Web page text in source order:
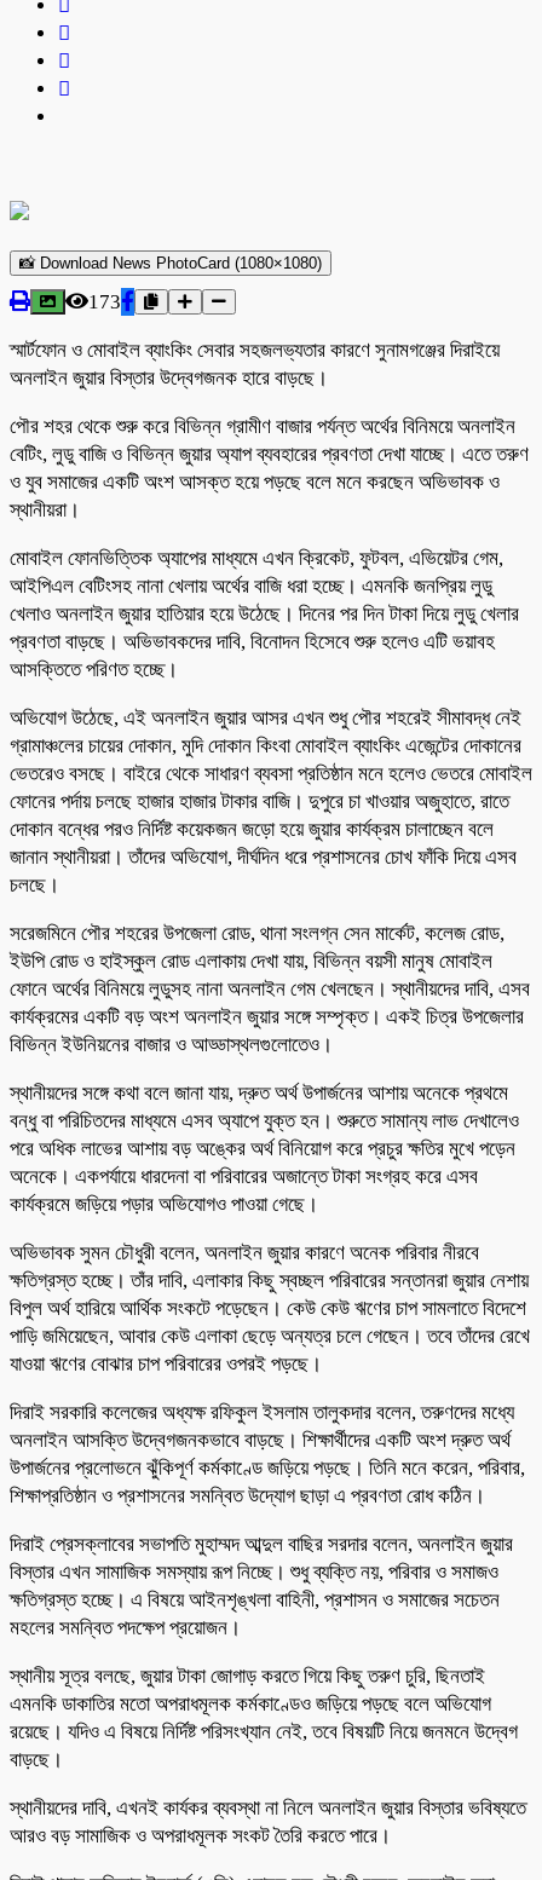
📸 Download News PhotoCard (1080×1080)
173
স্মার্টফোন ও মোবাইল ব্যাংকিং সেবার সহজলভ্যতার কারণে সুনামগঞ্জের দিরাইয়ে
অনলাইন জুয়ার বিস্তার উদ্বেগজনক হারে বাড়ছে।
পৌর শহর থেকে শুরু করে বিভিন্ন গ্রামীণ বাজার পর্যন্ত অর্থের বিনিময়ে অনলাইন
বেটিং, লুডু বাজি ও বিভিন্ন জুয়ার অ্যাপ ব্যবহারের প্রবণতা দেখা যাচ্ছে। এতে তরুণ
ও যুব সমাজের একটি অংশ আসক্ত হয়ে পড়ছে বলে মনে করছেন অভিভাবক ও
স্থানীয়রা।
মোবাইল ফোনভিত্তিক অ্যাপের মাধ্যমে এখন ক্রিকেট, ফুটবল, এভিয়েটর গেম,
আইপিএল বেটিংসহ নানা খেলায় অর্থের বাজি ধরা হচ্ছে। এমনকি জনপ্রিয় লুডু
খেলাও অনলাইন জুয়ার হাতিয়ার হয়ে উঠেছে। দিনের পর দিন টাকা দিয়ে লুডু খেলার
প্রবণতা বাড়ছে। অভিভাবকদের দাবি, বিনোদন হিসেবে শুরু হলেও এটি ভয়াবহ
আসক্তিতে পরিণত হচ্ছে।
অভিযোগ উঠেছে, এই অনলাইন জুয়ার আসর এখন শুধু পৌর শহরেই সীমাবদ্ধ নেই
গ্রামাঞ্চলের চায়ের দোকান, মুদি দোকান কিংবা মোবাইল ব্যাংকিং এজেন্টের দোকানের
ভেতরেও বসছে। বাইরে থেকে সাধারণ ব্যবসা প্রতিষ্ঠান মনে হলেও ভেতরে মোবাইল
ফোনের পর্দায় চলছে হাজার হাজার টাকার বাজি। দুপুরে চা খাওয়ার অজুহাতে, রাতে
দোকান বন্ধের পরও নির্দিষ্ট কয়েকজন জড়ো হয়ে জুয়ার কার্যক্রম চালাচ্ছেন বলে
জানান স্থানীয়রা। তাঁদের অভিযোগ, দীর্ঘদিন ধরে প্রশাসনের চোখ ফাঁকি দিয়ে এসব
চলছে।
সরেজমিনে পৌর শহরের উপজেলা রোড, থানা সংলগ্ন সেন মার্কেট, কলেজ রোড,
ইউপি রোড ও হাইস্কুল রোড এলাকায় দেখা যায়, বিভিন্ন বয়সী মানুষ মোবাইল
ফোনে অর্থের বিনিময়ে লুডুসহ নানা অনলাইন গেম খেলছেন। স্থানীয়দের দাবি, এসব
কার্যক্রমের একটি বড় অংশ অনলাইন জুয়ার সঙ্গে সম্পৃক্ত। একই চিত্র উপজেলার
বিভিন্ন ইউনিয়নের বাজার ও আড্ডাস্থলগুলোতেও।
স্থানীয়দের সঙ্গে কথা বলে জানা যায়, দ্রুত অর্থ উপার্জনের আশায় অনেকে প্রথমে
বন্ধু বা পরিচিতদের মাধ্যমে এসব অ্যাপে যুক্ত হন। শুরুতে সামান্য লাভ দেখালেও
পরে অধিক লাভের আশায় বড় অঙ্কের অর্থ বিনিয়োগ করে প্রচুর ক্ষতির মুখে পড়েন
অনেকে। একপর্যায়ে ধারদেনা বা পরিবারের অজান্তে টাকা সংগ্রহ করে এসব
কার্যক্রমে জড়িয়ে পড়ার অভিযোগও পাওয়া গেছে।
অভিভাবক সুমন চৌধুরী বলেন, অনলাইন জুয়ার কারণে অনেক পরিবার নীরবে
ক্ষতিগ্রস্ত হচ্ছে। তাঁর দাবি, এলাকার কিছু স্বচ্ছল পরিবারের সন্তানরা জুয়ার নেশায়
বিপুল অর্থ হারিয়ে আর্থিক সংকটে পড়েছেন। কেউ কেউ ঋণের চাপ সামলাতে বিদেশে
পাড়ি জমিয়েছেন, আবার কেউ এলাকা ছেড়ে অন্যত্র চলে গেছেন। তবে তাঁদের রেখে
যাওয়া ঋণের বোঝার চাপ পরিবারের ওপরই পড়ছে।
দিরাই সরকারি কলেজের অধ্যক্ষ রফিকুল ইসলাম তালুকদার বলেন, তরুণদের মধ্যে
অনলাইন আসক্তি উদ্বেগজনকভাবে বাড়ছে। শিক্ষার্থীদের একটি অংশ দ্রুত অর্থ
উপার্জনের প্রলোভনে ঝুঁকিপূর্ণ কর্মকাণ্ডে জড়িয়ে পড়ছে। তিনি মনে করেন, পরিবার,
শিক্ষাপ্রতিষ্ঠান ও প্রশাসনের সমন্বিত উদ্যোগ ছাড়া এ প্রবণতা রোধ কঠিন।
দিরাই প্রেসক্লাবের সভাপতি মুহাম্মদ আব্দুল বাছির সরদার বলেন, অনলাইন জুয়ার
বিস্তার এখন সামাজিক সমস্যায় রূপ নিচ্ছে। শুধু ব্যক্তি নয়, পরিবার ও সমাজও
ক্ষতিগ্রস্ত হচ্ছে। এ বিষয়ে আইনশৃঙ্খলা বাহিনী, প্রশাসন ও সমাজের সচেতন
মহলের সমন্বিত পদক্ষেপ প্রয়োজন।
স্থানীয় সূত্র বলছে, জুয়ার টাকা জোগাড় করতে গিয়ে কিছু তরুণ চুরি, ছিনতাই
এমনকি ডাকাতির মতো অপরাধমূলক কর্মকাণ্ডেও জড়িয়ে পড়ছে বলে অভিযোগ
রয়েছে। যদিও এ বিষয়ে নির্দিষ্ট পরিসংখ্যান নেই, তবে বিষয়টি নিয়ে জনমনে উদ্বেগ
বাড়ছে।
স্থানীয়দের দাবি, এখনই কার্যকর ব্যবস্থা না নিলে অনলাইন জুয়ার বিস্তার ভবিষ্যতে
আরও বড় সামাজিক ও অপরাধমূলক সংকট তৈরি করতে পারে।